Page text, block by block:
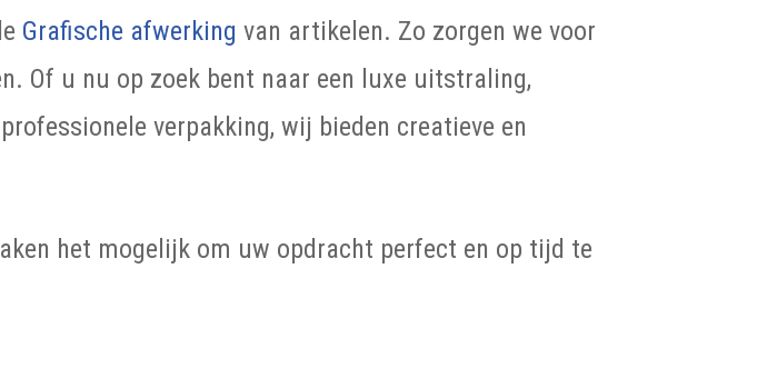
Grafische afwerking van artikelen. Zo zorgen we voor
Of u nu op zoek bent naar een luxe uitstraling,
verpakking, wij bieden creatieve en
het mogelijk om uw opdracht perfect en op tijd te